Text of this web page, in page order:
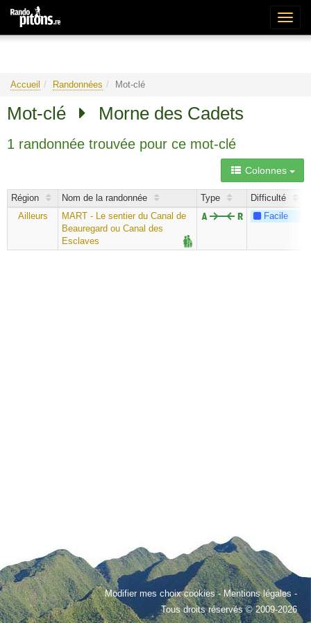
Accueil Randonnées Mot-clé
Mot-clé Morne des Cadets
1 randonnée trouvée pour ce mot-clé
Colonnes
Région Nom de la randonnée Type Difficulté
Ailleurs
MART - Le sentier du Canal de
Beauregard ou Canal des
Esclaves
Facile
Modifier mes choix cookies-Mentions légales -
Tous droits réservés © 2009-2026